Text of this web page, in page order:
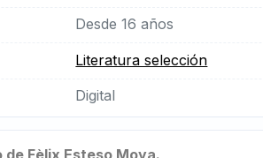
Desde 16 años
Literatura selección
Digital
Fèlix Esteso Moya.